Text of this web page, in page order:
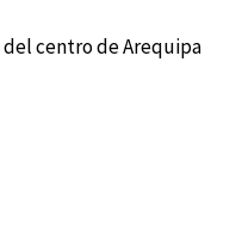
del centro de Arequipa